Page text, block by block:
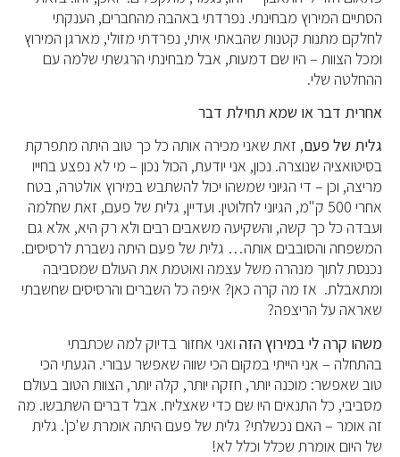
הסתיים המירוץ מבחינתי. נפרדתי באהבה מהחברים, הענקתי
לחלקם מתנות קטנות שהבאתי איתי, נפרדתי מזולי, מארגן המירוץ
ומכל הצוות – היו שם דמעות, אבל מבחינתי הרגשתי שלמה עם
ההחלטה שלי.
אחרית דבר או שמא תחילת דבר
גלית של פעם, זאת שאני מכירה אותה כל כך טוב היתה מתפרקת
בסיטואציה שנוצרה. נכון, אני יודעת, הכול נכון – מי לא נפצע בחייו
מריצה, וכן – די הגיוני שמשהו יכול להשתבש במירוץ אולטרה, בטח
אחרי 500 ק"מ, הגיוני לחלוטין. ועדיין, גלית של פעם, זאת שחלמה
ועבדה כל כך קשה, והשקיעה משאבים רבים ולא רק היא, אלא גם
המשפחה והסובבים אותה… גלית של פעם היתה נשברת לרסיסים.
נכנסת לתוך מנהרה משל עצמה ואוטמת את העולם שמסביבה
ומתאבלת. אז מה קרה כאן? איפה כל השברים והרסיסים שחשבתי
שאראה על הריצפה?
משהו קרה לי במירוץ הזה ואני אחזור בדיוק למה שכתבתי
בהתחלה – אני הייתי במקום הכי שווה שאפשר עבורי. הגעתי הכי
טוב שאפשר: מוכנה יותר, חזקה יותר, קלה יותר, הצוות הטוב בעולם
מסביבי, כל התנאים היו שם כדי שאצליח. אבל דברים השתבשו. מה
זה אומר – האם נכשלתי? גלית של פעם היתה אומרת ש'כן'. גלית
של היום אומרת שכלל וכלל לא!